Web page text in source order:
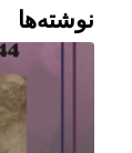
نوشته‌ها